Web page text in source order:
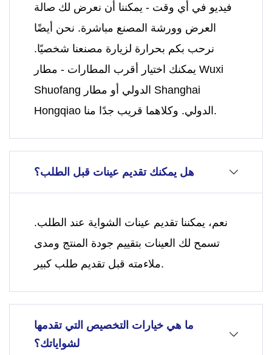
فيديو في أي وقت - يمكننا أن نعرض لك صالة
العرض وورشة المصنع مباشرة. نحن أيضًا
نرحب بكم بحرارة لزيارة مصنعنا شخصيًا.
يمكنك اختيار أقرب المطارات - مطار Wuxi
Shuofang الدولي أو مطار Shanghai
Hongqiao الدولي. وكلاهما قريب جدًا منا.
هل يمكنك تقديم عينات قبل الطلب؟
نعم، يمكننا تقديم عينات الشواية عند الطلب.
تسمح لك العينات بتقييم جودة المنتج ومدى
ملاءمته قبل تقديم طلب كبير.
ما هي خيارات التخصيص التي تقدمها
لشواياتك؟